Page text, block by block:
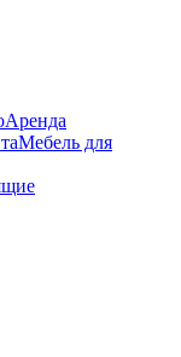
Аренда
Мебель для